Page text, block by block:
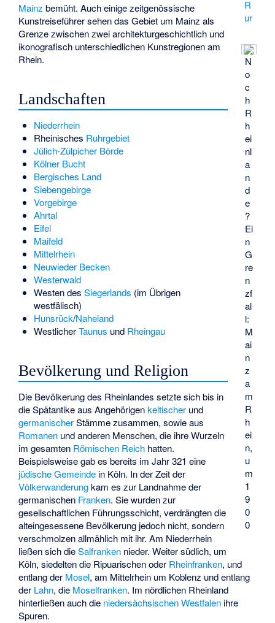
R
ur
N
o
c
h
R
h
ei
nl
a
n
d
e
?
Ei
n
G
re
n
zf
al
l:
M
ai
n
z
a
m
R
h
ei
n,
u
m
1
9
0
0
Mainz bemüht. Auch einige zeitgenössische
Kunstreiseführer sehen das Gebiet um Mainz als
Grenze zwischen zwei architekturgeschichtlich und
ikonografisch unterschiedlichen Kunstregionen am
Rhein.
Landschaften
Niederrhein
Rheinisches Ruhrgebiet
Jülich-Zülpicher Börde
Kölner Bucht
Bergisches Land
Siebengebirge
Vorgebirge
Ahrtal
Eifel
Maifeld
Mittelrhein
Neuwieder Becken
Westerwald
Westen des Siegerlands (im Übrigen
westfälisch)
Hunsrück/Naheland
WestlicherTaunus und Rheingau
Bevölkerung und Religion
Die Bevölkerung des Rheinlandes setzte sich bis in
die Spätantike aus Angehörigenkeltischer und
germanischerStämme zusammen, sowie aus
Romanen und anderen Menschen, die ihre Wurzeln
im gesamten Römischen Reich hatten.
Beispielsweise gab es bereits im Jahr 321 eine
jüdische Gemeinde in Köln. In der Zeit der
Völkerwanderungkam es zur Landnahme der
germanischen Franken. Sie wurden zur
gesellschaftlichen Führungsschicht, verdrängten die
alteingesessene Bevölkerung jedoch nicht, sondern
verschmolzen allmählich mit ihr. Am Niederrhein
ließen sich dieSalfranken nieder. Weiter südlich, um
Köln, siedelten die Ripuarischen oder Rheinfranken, und
entlang der Mosel, am Mittelrhein um Koblenz und entlang
der Lahn, die Moselfranken. Im nördlichen Rheinland
hinterließen auch die niedersächsischen Westfalen ihre
Spuren.